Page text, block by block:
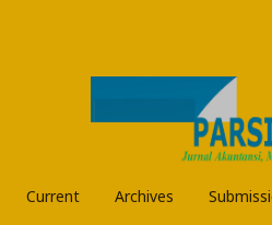
Current Archives